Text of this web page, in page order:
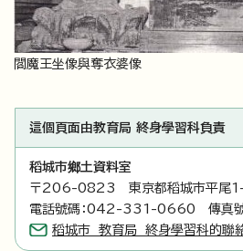
閻魔王坐像與奪衣婆像
這個頁面由教育局 終身學習科負責
稻城市鄉土資料室
〒206-0823 東京都稻城市平尾
電話號碼：042-331-0660 傳真
稻城市 教育局 終身學習科的聯